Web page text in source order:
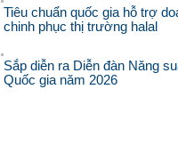
Tiêu chuẩn quốc gia hỗ trợ
chinh phục thị trường halal
Sắp diễn ra Diễn đàn Năng
Quốc gia năm 2026